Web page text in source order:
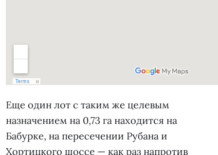
Еще один лот с таким же целевым
назначением на 0,73 га находится на
Бабурке, на пересечении Рубана и
Хортицкого шоссе — как раз напротив